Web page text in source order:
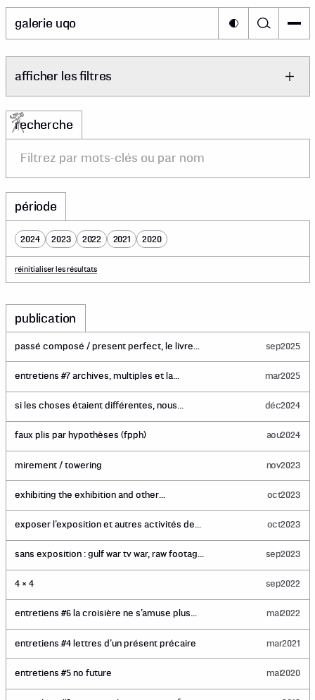
galerie uqo
publication
passé composé / present perfect, le livre
sep2025
entretiens #7 archives, multiples et la
mar2025
si les choses étaient différentes, nous
déc2024
faux plis par hypothèses (fpph) aou2024
mirement / towering nov2023
exhibiting the exhibition and other
oct2023
exposer l’exposition et autres activités de
oct2023
sans exposition : gulf war tv war, raw footage,
sep2023
4 × 4 sep2022
entretiens #6 la croisière ne s’amuse plus
mai2022
entretiens #4 lettres d’un présent précaire mar2021
entretiens #5 no future mai2020
afficher les filtres
recherche
période
2024 2023 2022 2021 2020
réinitialiser les résultats